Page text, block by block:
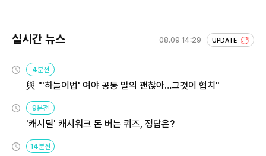
실시간 뉴스 08.09 14:29 UPDATE
4분전
與 "'하늘이법' 여야 공동 발의 괜찮아…그것이 협치"
9분전
'캐시딜' 캐시워크 돈 버는 퀴즈, 정답은?
14분전